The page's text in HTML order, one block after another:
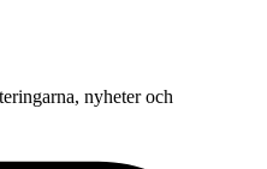
nyheter och